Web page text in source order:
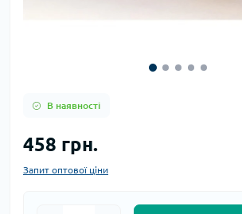
В наявності
458 грн.
Запит оптової ціни